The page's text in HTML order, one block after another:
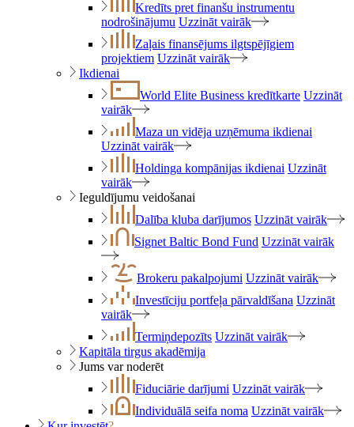
Kredīts pret finanšu instrumentu
nodrošinājumu Uzzināt vairāk
Zaļais finansējums ilgtspējīgiem
projektiem Uzzināt vairāk
Ikdienai
World Elite Business kredītkarte Uzzināt
vairāk
Maza un vidēja uzņēmuma ikdienai
Uzzināt vairāk
Holdinga kompānijas ikdienai Uzzināt
vairāk
Ieguldījumu veidošanai
Dalība kluba darījumos Uzzināt vairāk
Signet Baltic Bond Fund Uzzināt vairāk
Brokeru pakalpojumi Uzzināt vairāk
Investīciju portfeļa pārvaldīšana Uzzināt
vairāk
Termiņdepozīts Uzzināt vairāk
Kapitāla tirgus akadēmija
Jums var noderēt
Fiduciārie darījumi Uzzināt vairāk
Individuālā seifa noma Uzzināt vairāk